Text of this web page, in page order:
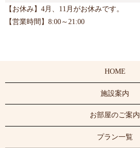
【お休み】4月、11月がお休みです。
【営業時間】8:00～21:00
HOME
施設案内
お部屋のご案内
プラン一覧